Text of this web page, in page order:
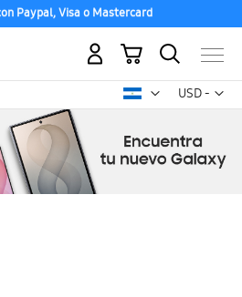
Paypal, Visa o Mastercard
USD -
dólar
Mi carrito